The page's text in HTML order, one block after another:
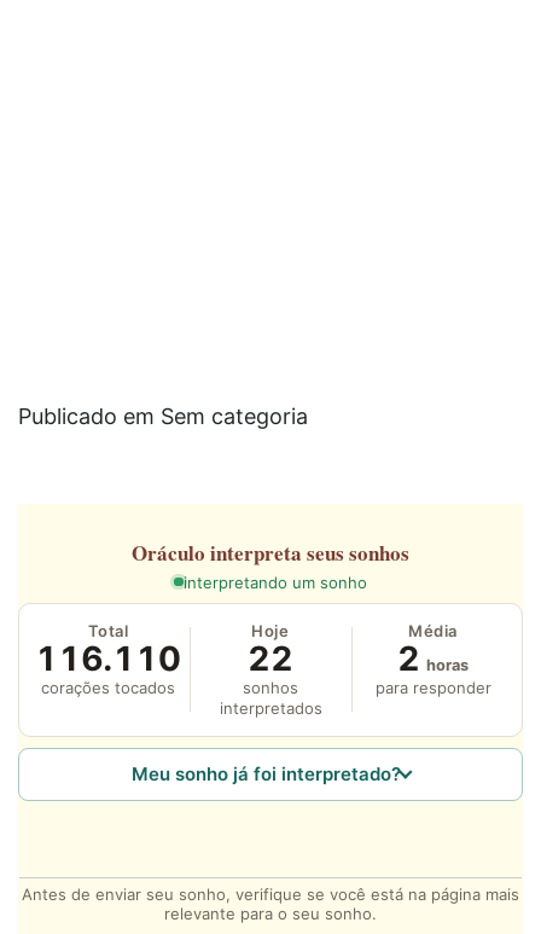
Publicado em Sem categoria
Oráculo interpreta seus sonhos
interpretando um sonho
Total
116.110
corações tocados
Hoje
22
sonhos
interpretados
Média
2 horas
para responder
Meu sonho já foi interpretado?
Antes de enviar seu sonho, verifique se você está na página mais
relevante para o seu sonho.